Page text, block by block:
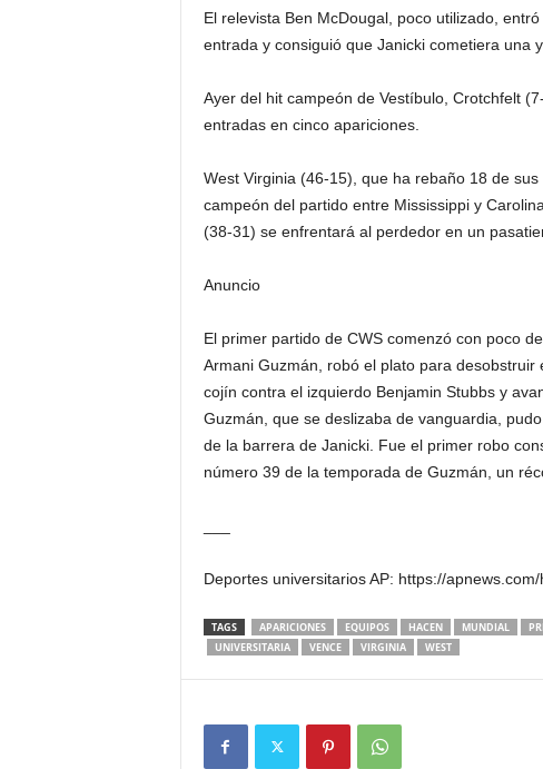
El relevista Ben McDougal, poco utilizado,
entrada y consiguió que Janicki cometiera una
Ayer del hit campeón de Vestíbulo, Crotchfelt
entradas en cinco apariciones.
West Virginia (46-15), que ha rebaño 18 de
campeón del partido entre Mississippi y
(38-31) se enfrentará al perdedor en un
Anuncio
El primer partido de CWS comenzó con poco
Armani Guzmán, robó el plato para
cojín contra el izquierdo Benjamin Stubbs y
Guzmán, que se deslizaba de vanguardia,
de la barrera de Janicki. Fue el primer robo
número 39 de la temporada de Guzmán, un
Deportes universitarios AP: https://
TAGS APARICIONES EQUIPOS HACEN MUNDIAL
UNIVERSITARIA
VENCE VIRGINIA WEST